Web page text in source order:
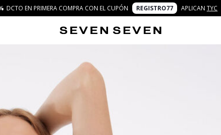
DCTO EN PRIMERA COMPRA CON EL CUPÓN REGISTRO77 APLICAN TYC